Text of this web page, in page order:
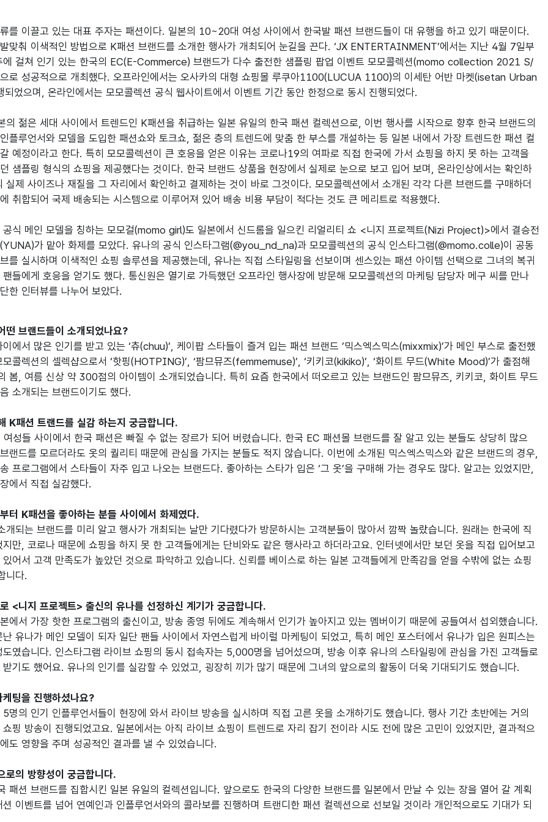
를 이끌고 있는 대표 주자는 패션이다. 일본의 10~20대 여성 사이에서 한국발 패션 브랜드들이 대 유행을 하고 있기 때문이다.
맞춰 이색적인 방법으로 K패션 브랜드를 소개한 행사가 개최되어 눈길을 끈다. ‘JX ENTERTAINMENT’에서는 지난 4월 7일부
걸쳐 인기 있는 한국의 EC(E-Commerce) 브랜드가 다수 출전한 샘플링 팝업 이벤트 모모콜렉션(momo collection 2021 S/
으로 성공적으로 개최했다. 오프라인에서는 오사카의 대형 쇼핑몰 루쿠아1100(LUCUA 1100)의 이세탄 어반 마켓(isetan Urban
었으며, 온라인에서는 모모콜렉션 공식 웹사이트에서 이벤트 기간 동안 한정으로 동시 진행되었다.
의 젊은 세대 사이에서 트렌드인 K패션을 취급하는 일본 유일의 한국 패션 컬렉션으로, 이번 행사를 시작으로 향후 한국 브랜드의
플루언서와 모델을 도입한 패션쇼와 토크쇼, 젊은 층의 트렌드에 맞춤 한 부스를 개설하는 등 일본 내에서 가장 트렌드한 패션 컬
예정이라고 한다. 특히 모모콜렉션이 큰 호응을 얻은 이유는 코로나19의 여파로 직접 한국에 가서 쇼핑을 하지 못 하는 고객을
샘플링 형식의 쇼핑을 제공했다는 것이다. 한국 브랜드 상품을 현장에서 실제로 눈으로 보고 입어 보며, 온라인상에서는 확인하
실제 사이즈나 재질을 그 자리에서 확인하고 결제하는 것이 바로 그것이다. 모모콜렉션에서 소개된 각각 다른 브랜드를 구매하더
취합되어 국제 배송되는 시스템으로 이루어져 있어 배송 비용 부담이 적다는 것도 큰 메리트로 적용했다.
공식 메인 모델을 칭하는 모모걸(momo girl)도 일본에서 신드롬을 일으킨 리얼리티 쇼 <니지 프로젝트(Nizi Project)>에서 결승전
가 맡아 화제를 모았다. 유나의 공식 인스타그램(@you_nd_na)과 모모콜렉션의 공식 인스타그램(@momo.colle)이 공동
를 실시하며 이색적인 쇼핑 솔루션을 제공했는데, 유나는 직접 스타일링을 선보이며 센스있는 패션 아이템 선택으로 그녀의 복귀
들에게 호응을 얻기도 했다. 통신원은 열기로 가득했던 오프라인 행사장에 방문해 모모콜렉션의 마케팅 담당자 메구 씨를 만나
떤 브랜드들이 소개되었나요?
에서 많은 인기를 받고 있는 ‘츄(chuu)’, 케이팝 스타들이 즐겨 입는 패션 브랜드 ’믹스엑스믹스(mixxmix)’가 메인 부스로 출전했
콜렉션의 셀렉샵으로서 ‘핫핑(HOTPING)’, ‘팜므뮤즈(femmemuse)’, ‘키키코(kikiko)’, ‘화이트 무드(White Mood)’가 출점해
봄, 여름 신상 약 300점의 아이템이 소개되었습니다. 특히 요즘 한국에서 떠오르고 있는 브랜드인 팜므뮤즈, 키키코, 화이트 무드
K패션 트랜드를 실감 하는지 궁금합니다.
성들 사이에서 한국 패션은 빠질 수 없는 장르가 되어 버렸습니다. 한국 EC 패션몰 브랜드를 잘 알고 있는 분들도 상당히 많으
랜드를 모르더라도 옷의 퀄리티 때문에 관심을 가지는 분들도 적지 않습니다. 이번에 소개된 믹스엑스믹스와 같은 브랜드의 경우,
프로그램에서 스타들이 자주 입고 나오는 브랜드다. 좋아하는 스타가 입은 ‘그 옷’을 구매해 가는 경우도 많다. 알고는 있었지만,
터 K패션을 좋아하는 분들 사이에서 화제였다.
개되는 브랜드를 미리 알고 행사가 개최되는 날만 기다렸다가 방문하시는 고객분들이 많아서 깜짝 놀랐습니다. 원래는 한국에 직
만, 코로나 때문에 쇼핑을 하지 못 한 고객들에게는 단비와도 같은 행사라고 하더라고요. 인터넷에서만 보던 옷을 직접 입어보고
어서 고객 만족도가 높았던 것으로 파악하고 있습니다. 신뢰를 베이스로 하는 일본 고객들에게 만족감을 얻을 수밖에 없는 쇼핑
<니지 프로젝트> 출신의 유나를 선정하신 계기가 궁금합니다.
에서 가장 핫한 프로그램의 출신이고, 방송 종영 뒤에도 계속해서 인기가 높아지고 있는 멤버이기 때문에 공들여서 섭외했습니다.
유나가 메인 모델이 되자 일단 팬들 사이에서 자연스럽게 바이럴 마케팅이 되었고, 특히 메인 포스터에서 유나가 입은 원피스는
였습니다. 인스타그램 라이브 쇼핑의 동시 접속자는 5,000명을 넘어섰으며, 방송 이후 유나의 스타일링에 관심을 가진 고객들로
팅을 진행하셨나요?
명의 인기 인플루언서들이 현장에 와서 라이브 방송을 실시하며 직접 고른 옷을 소개하기도 했습니다. 행사 기간 초반에는 거의
핑 방송이 진행되었고요. 일본에서는 아직 라이브 쇼핑이 트렌드로 자리 잡기 전이라 시도 전에 많은 고민이 있었지만, 결과적으
로의 방향성이 궁금합니다.
패션 브랜드를 집합시킨 일본 유일의 컬렉션입니다. 앞으로도 한국의 다양한 브랜드를 일본에서 만날 수 있는 장을 열어 갈 계획
이벤트를 넘어 연예인과 인플루언서와의 콜라보를 진행하며 트랜디한 패션 컬렉션으로 선보일 것이라 개인적으로도 기대가 되